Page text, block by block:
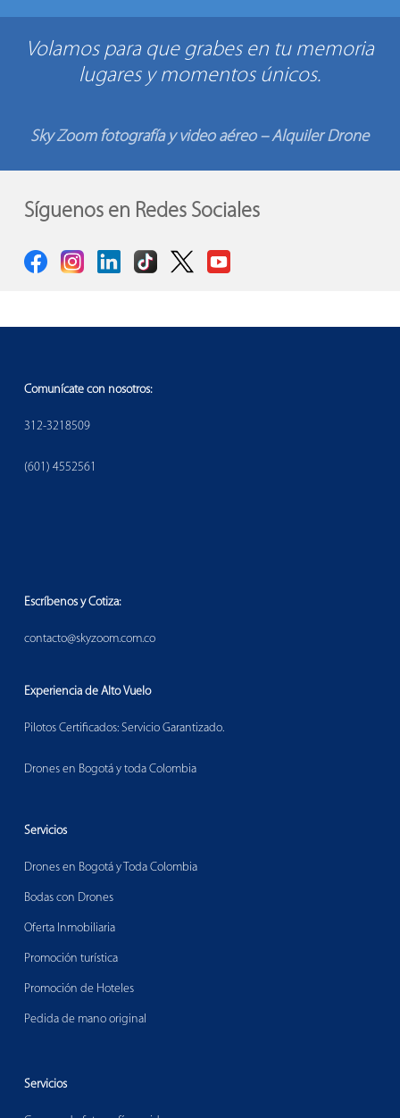
Volamos para que grabes en tu memoria
lugares y momentos únicos.
Sky Zoom fotografía y video aéreo – Alquiler Drone
Síguenos en Redes Sociales
Comunícate con nosotros:
312-3218509
(601) 4552561
Escríbenos y Cotiza:
contacto@skyzoom.com.co
Experiencia de Alto Vuelo
Pilotos Certificados: Servicio Garantizado.
Drones en Bogotá y toda Colombia
Servicios
Drones en Bogotá y Toda Colombia
Bodas con Drones
Oferta Inmobiliaria
Promoción turística
Promoción de Hoteles
Pedida de mano original
Servicios